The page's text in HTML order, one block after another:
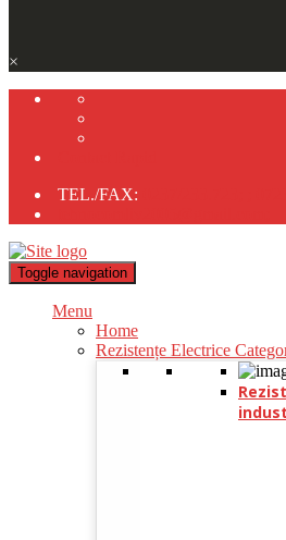
×
TEL./FAX:
Toggle navigation
Menu
Home
Rezistențe Electrice